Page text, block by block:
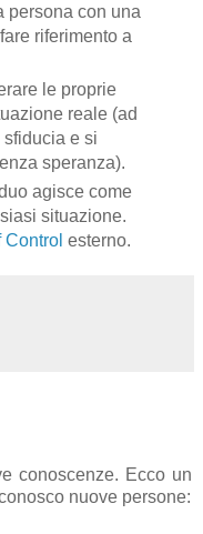
persona con una
riferimento a
le proprie
reale (ad
e si
speranza).
agisce come
situazione.
Control esterno.
conoscenze. Ecco un
nuove persone: